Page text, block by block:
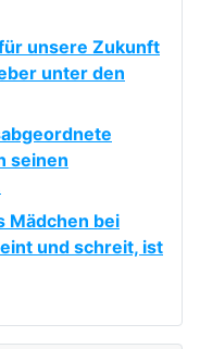
unsere Zukunft
unter den
seinen
Mädchen bei
und schreit, ist